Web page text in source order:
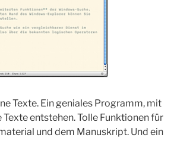
Texte. Ein geniales Programm, mit
entstehen. Tolle Funktionen für
und dem Manuskript. Und ein